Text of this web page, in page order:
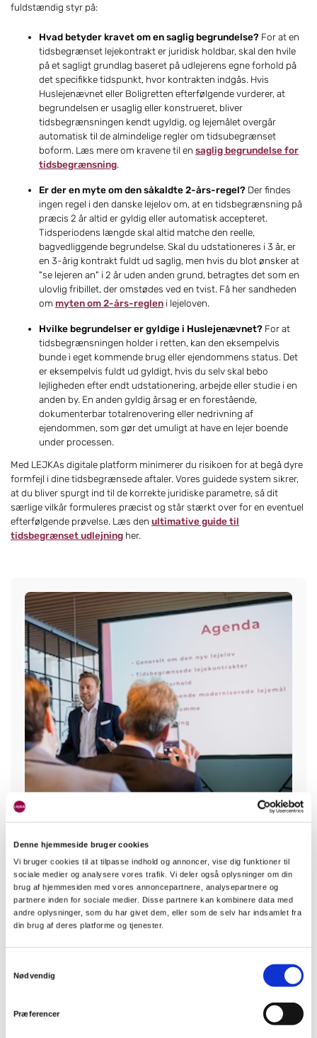
Denne hjemmeside bruger cookies
Vi bruger cookies til at tilpasse indhold og annoncer, vise dig funktioner til
sociale medier og analysere vores trafik. Vi deler også oplysninger om din
brug af hjemmesiden med vores annoncepartnere, analysepartnere og
partnere inden for sociale medier. Disse partnere kan kombinere data med
andre oplysninger, som du har givet dem, eller som de selv har indsamlet fra
din brug af deres platforme og tjenester.
Nødvendig
Præferencer
fuldstændig styr på:
Hvad betyder kravet om en saglig begrundelse? For at en
tidsbegrænset lejekontrakt er juridisk holdbar, skal den hvile
på et sagligt grundlag baseret på udlejerens egne forhold på
det specifikke tidspunkt, hvor kontrakten indgås. Hvis
Huslejenævnet eller Boligretten efterfølgende vurderer, at
begrundelsen er usaglig eller konstrueret, bliver
tidsbegrænsningen kendt ugyldig, og lejemålet overgår
automatisk til de almindelige regler om tidsubegrænset
boform. Læs mere om kravene til en saglig begrundelse for
tidsbegrænsning.
Er der en myte om den såkaldte 2-års-regel? Der findes
ingen regel i den danske lejelov om, at en tidsbegrænsning på
præcis 2 år altid er gyldig eller automatisk accepteret.
Tidsperiodens længde skal altid matche den reelle,
bagvedliggende begrundelse. Skal du udstationeres i 3 år, er
en 3-årig kontrakt fuldt ud saglig, men hvis du blot ønsker at
"se lejeren an" i 2 år uden anden grund, betragtes det som en
ulovlig fribillet, der omstødes ved en tvist. Få her sandheden
om myten om 2-års-reglen i lejeloven.
Hvilke begrundelser er gyldige i Huslejenævnet? For at
tidsbegrænsningen holder i retten, kan den eksempelvis
bunde i eget kommende brug eller ejendommens status. Det
er eksempelvis fuldt ud gyldigt, hvis du selv skal bebo
lejligheden efter endt udstationering, arbejde eller studie i en
anden by. En anden gyldig årsag er en forestående,
dokumenterbar totalrenovering eller nedrivning af
ejendommen, som gør det umuligt at have en lejer boende
under processen.
Med LEJKAs digitale platform minimerer du risikoen for at begå dyre
formfejl i dine tidsbegrænsede aftaler. Vores guidede system sikrer,
at du bliver spurgt ind til de korrekte juridiske parametre, så dit
særlige vilkår formuleres præcist og står stærkt over for en eventuel
efterfølgende prøvelse. Læs den ultimative guide til
tidsbegrænset udlejning her.
Hvis du skal forlænge en tidsbegrænsning, så husk
at udarbejde et tillæg til lejekontrakten (allonge)
eller en ny lejekontrakt, og husk at være tydelig i
dine formuleringer." / Jan Blicher Grunnet
5. Hvor meget må jeg
opkræve i depositum og
forudbetalt leje?